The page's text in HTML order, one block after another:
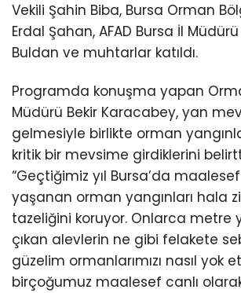
Vekili Şahin Biba, Bursa Orman
Erdal Şahan, AFAD Bursa İl
Buldan ve muhtarlar katıldı.
Programda konuşma yapan
Müdürü Bekir Karacabey, yan
gelmesiyle birlikte orman
kritik bir mevsime girdiklerini
“Geçtiğimiz yıl Bursa’da
yaşanan orman yangınları hala
tazeliğini koruyor. Onlarca metre
çıkan alevlerin ne gibi felakete
güzelim ormanlarımızı nasıl yok
birçoğumuz maalesef canlı